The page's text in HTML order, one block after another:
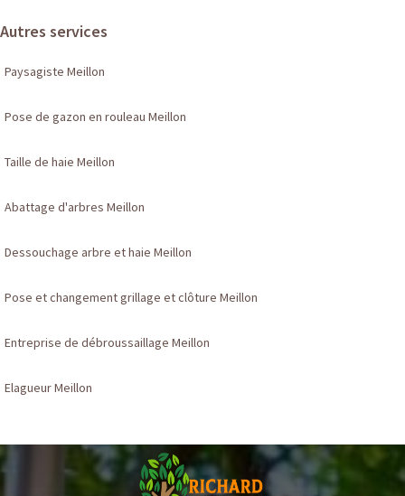
Autres services
Paysagiste Meillon
Pose de gazon en rouleau Meillon
Taille de haie Meillon
Abattage d'arbres Meillon
Dessouchage arbre et haie Meillon
Pose et changement grillage et clôture Meillon
Entreprise de débroussaillage Meillon
Elagueur Meillon